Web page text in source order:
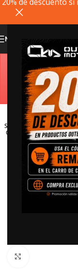
MENU
Estimado
disponible,
SOLD
OUT